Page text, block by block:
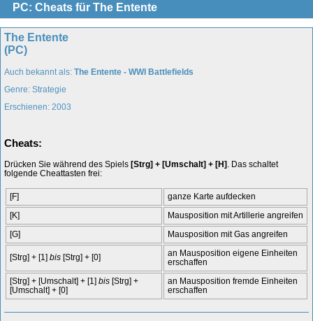
PC: Cheats für The Entente
The Entente
(PC)
Auch bekannt als: The Entente - WWI Battlefields
Genre: Strategie
Erschienen: 2003
Cheats:
Drücken Sie während des Spiels [Strg] + [Umschalt] + [H] . Das schaltet
folgende Cheattasten frei:
[F]
ganze Karte aufdecken
[K]
Mausposition mit Artillerie angreifen
[G]
Mausposition mit Gas angreifen
[Strg] + [1] bis [Strg] + [0]
an Mausposition eigene Einheiten
erschaffen
[Strg] + [Umschalt] + [1] bis [Strg] +
[Umschalt] + [0]
an Mausposition fremde Einheiten
erschaffen